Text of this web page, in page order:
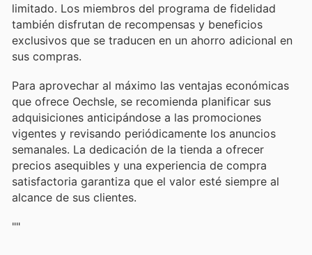
limitado. Los miembros del programa de fidelidad
también disfrutan de recompensas y beneficios
exclusivos que se traducen en un ahorro adicional en
sus compras.
Para aprovechar al máximo las ventajas económicas
que ofrece Oechsle, se recomienda planificar sus
adquisiciones anticipándose a las promociones
vigentes y revisando periódicamente los anuncios
semanales. La dedicación de la tienda a ofrecer
precios asequibles y una experiencia de compra
satisfactoria garantiza que el valor esté siempre al
alcance de sus clientes.
""